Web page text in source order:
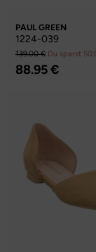
PAUL GREEN
1224-039
139.00 € Du sparst
88.95 €